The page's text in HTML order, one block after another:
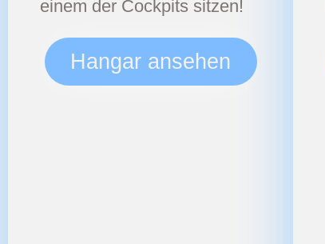
einem der Cockpits sitzen!
Hangar ansehen